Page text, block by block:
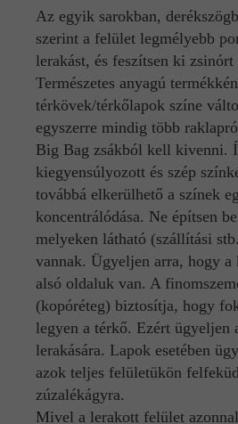
Az egyik sarokban,
szerint a felület legmélyebb
lerakást, és feszítsen ki zsinórt
Természetes anyagú
térkövek/térkőlapok színe
egyszerre mindig több
Big Bag zsákból kell kivenni.
kiegyensúlyozott és szép
továbbá elkerülhető a színek
koncentrálódása. Ne építsen
melyeken látható (szállítási
vannak. Ügyeljen arra, hogy a
alsó oldaluk van. A
(kopóréteg) biztosítja, hogy
legyen a térkő. Ezért ügyeljen
lerakására. Lapok esetében
azok teljes felületükön
zúzalékágyra.
Mivel a lerakott felület